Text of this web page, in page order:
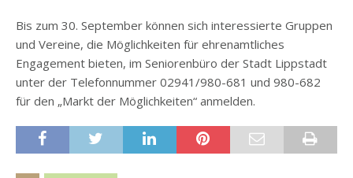
Bis zum 30. September können sich interessierte Gruppen
und Vereine, die Möglichkeiten für ehrenamtliches
Engagement bieten, im Seniorenbüro der Stadt Lippstadt
unter der Telefonnummer 02941/980-681 und 980-682
für den „Markt der Möglichkeiten“ anmelden.